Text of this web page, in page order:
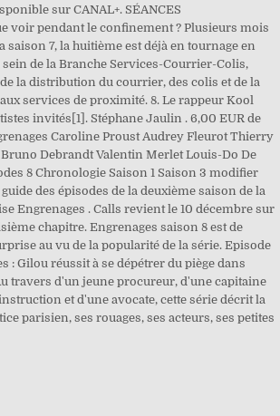
sur CANAL+. SÉANCES
voir pendant le confinement ? Plusieurs mois
saison 7, la huitième est déjà en tournage en
de la Branche Services-Courrier-Colis,
la distribution du courrier, des colis et de la
services de proximité. 8. Le rappeur Kool
invités[1]. Stéphane Jaulin . 6,00 EUR de
Caroline Proust Audrey Fleurot Thierry
Debrandt Valentin Merlet Louis-Do De
8 Chronologie Saison 1 Saison 3 modifier
des épisodes de la deuxième saison de la
Engrenages . Calls revient le 10 décembre sur
chapitre. Engrenages saison 8 est de
au vu de la popularité de la série. Episode
: Gilou réussit à se dépétrer du piège dans
travers d'un jeune procureur, d'une capitaine
et d'une avocate, cette série décrit la
parisien, ses rouages, ses acteurs, ses petites